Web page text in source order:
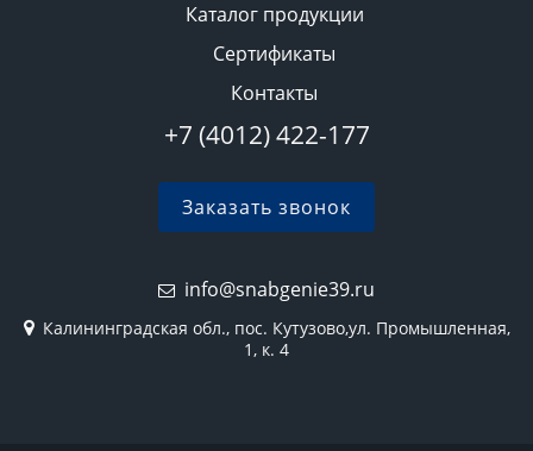
Каталог продукции
Сертификаты
Контакты
+7 (4012) 422-177
Заказать звонок
info@snabgenie39.ru
Калининградская обл., пос. Кутузово,ул. Промышленная,
1, к. 4